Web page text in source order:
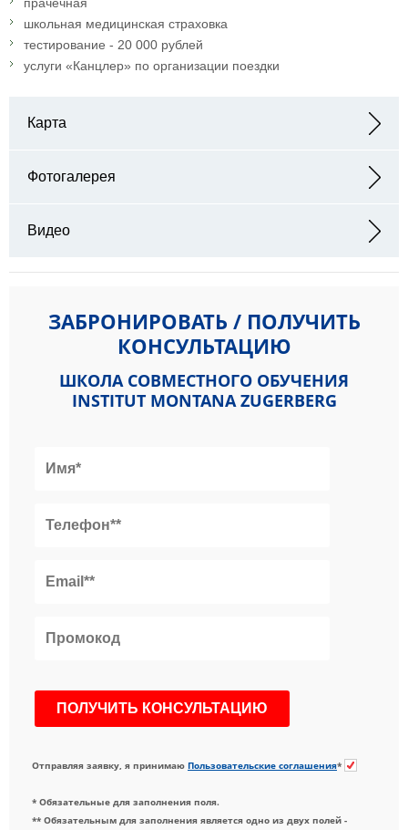
школьная медицинская страховка
тестирование - 20 000 рублей
услуги «Канцлер» по организации поездки
Карта
Швейцария
Фотогалерея
Видео
ЗАБРОНИРОВАТЬ / ПОЛУЧИТЬ
КОНСУЛЬТАЦИЮ
ШКОЛА СОВМЕСТНОГО ОБУЧЕНИЯ
INSTITUT MONTANA ZUGERBERG
Отправляя заявку, я принимаю Пользовательские соглашения*
* Обязательные для заполнения поля.
** Обязательным для заполнения является одно из двух полей -